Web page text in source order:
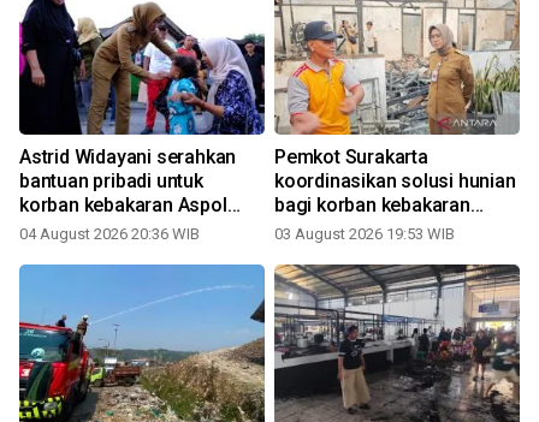
Astrid Widayani serahkan
bantuan pribadi untuk
korban kebakaran Aspol
Panularan
04 August 2026 20:36 WIB
Pemkot Surakarta
koordinasikan solusi hunian
bagi korban kebakaran
Aspol Panularan
03 August 2026 19:53 WIB